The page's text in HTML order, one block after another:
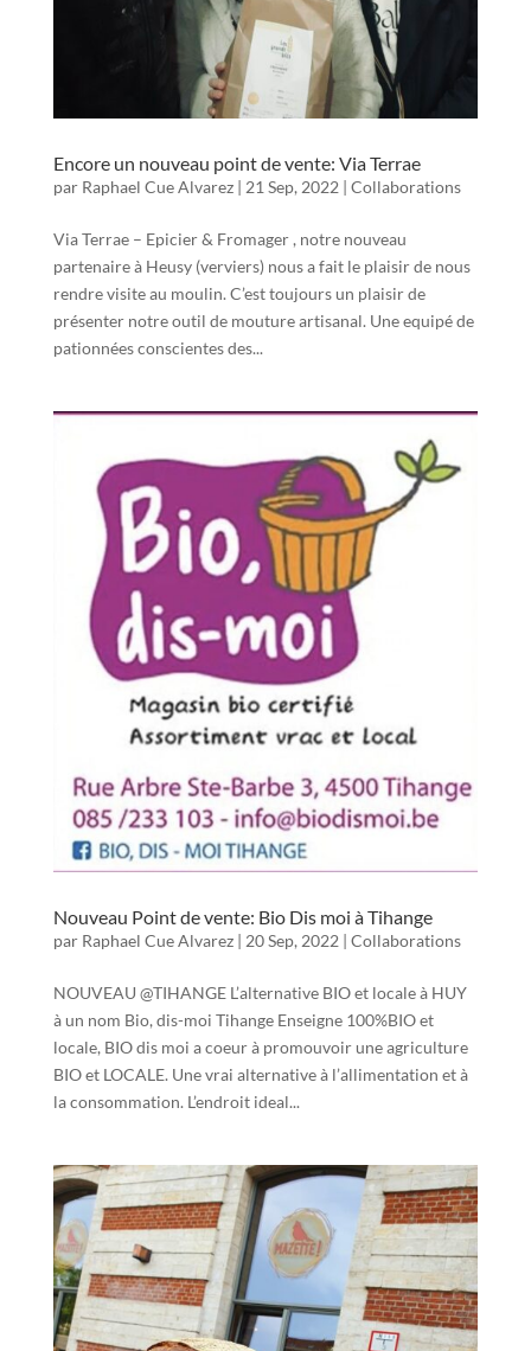
Encore un nouveau point de vente: Via Terrae
par Raphael Cue Alvarez| 21 Sep, 2022 | Collaborations
Via Terrae – Epicier & Fromager , notre nouveau
partenaire à Heusy (verviers) nous a fait le plaisir de nous
rendre visite au moulin. C’est toujours un plaisir de
présenter notre outil de mouture artisanal. Une equipé de
pationnées conscientes des...
Nouveau Point de vente: Bio Dis moi à Tihange
par Raphael Cue Alvarez| 20 Sep, 2022 | Collaborations
NOUVEAU @TIHANGE L’alternative BIO et locale à HUY
à un nom Bio, dis-moi Tihange Enseigne 100%BIO et
locale, BIO dis moi a coeur à promouvoir une agriculture
BIO et LOCALE. Une vrai alternative à l’allimentation et à
la consommation. L’endroit ideal...